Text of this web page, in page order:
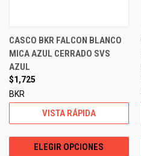
CASCO BKR FALCON BLANCO
MICA AZUL CERRADO SVS
AZUL
$1,725
BKR
VISTA RÁPIDA
ELEGIR OPCIONES